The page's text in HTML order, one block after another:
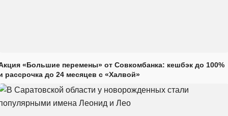
«Большие перемены» от Совкомбанка: кешбэк до 100%
рассрочка до 24 месяцев с «Халвой»